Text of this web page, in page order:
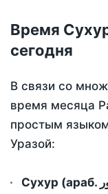
Время
сегодня
В связи со
время месяца
простым
Уразой:
Сухур (араб. سحور) - это утренний прием